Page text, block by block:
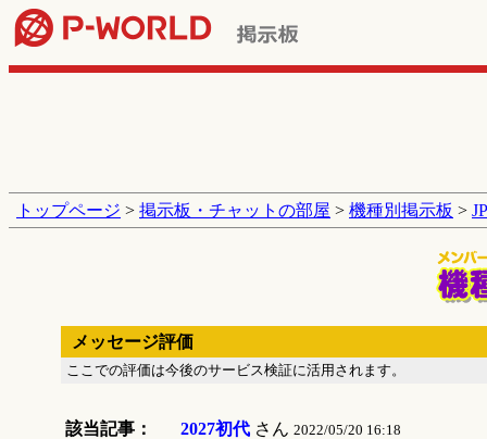
トップページ > 掲示板・チャットの部屋 > 機種別掲示板 >
メッセージ評価
ここでの評価は今後のサービス検証に活用されます。
該当記事： 2027初代さん 2022/05/20 16:18